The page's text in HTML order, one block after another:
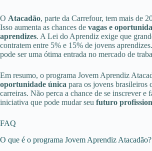
O Atacadão, parte da Carrefour, tem mais de
Isso aumenta as chances de vagas e
aprendizes. A Lei do Aprendiz exige que
contratem entre 5% e 15% de jovens
pode ser uma ótima entrada no mercado de
Em resumo, o programa Jovem Aprendiz
oportunidade única para os jovens brasileiros
carreiras. Não perca a chance de se inscrever e
iniciativa que pode mudar seu futuro
FAQ
O que é o programa Jovem Aprendiz Atacadão?